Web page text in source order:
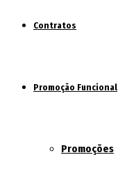
Contratos
Promoção Funcional
Promoções